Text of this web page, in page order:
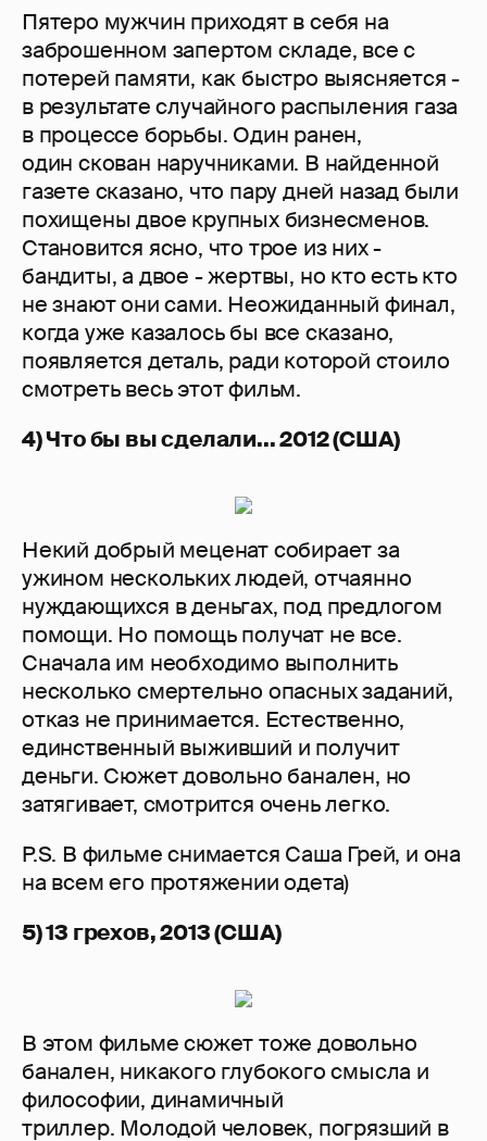
Пятеро мужчин приходят в себя на
заброшенном запертом складе, все с
потерей памяти, как быстро выясняется -
в результате случайного распыления газа
в процессе борьбы. Один ранен,
один скован наручниками. В найденной
газете сказано, что пару дней назад были
похищены двое крупных бизнесменов.
Становится ясно, что трое из них -
бандиты, а двое - жертвы, но кто есть кто
не знают они сами. Неожиданный финал,
когда уже казалось бы все сказано,
появляется деталь, ради которой стоило
смотреть весь этот фильм.
4) Что бы вы сделали... 2012 (США)
Некий добрый меценат собирает за
ужином нескольких людей, отчаянно
нуждающихся в деньгах, под предлогом
помощи. Но помощь получат не все.
Сначала им необходимо выполнить
несколько смертельно опасных заданий,
отказ не принимается. Естественно,
единственный выживший и получит
деньги. Сюжет довольно банален, но
затягивает, смотрится очень легко.
P.S. В фильме снимается Саша Грей, и она
на всем его протяжении одета)
5) 13 грехов, 2013 (США)
В этом фильме сюжет тоже довольно
банален, никакого глубокого смысла и
философии, динамичный
триллер. Молодой человек, погрязший в